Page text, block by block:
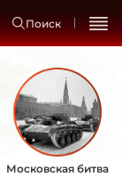
Поиск
Московская битва